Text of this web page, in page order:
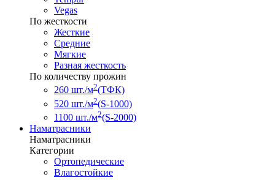
Vegas
По жесткости
Жесткие
Средние
Мягкие
Разная жесткость
По количеству прожин
260 шт./м2(ТФК)
520 шт./м2(S-1000)
1100 шт./м2(S-2000)
Наматрасники
Наматрасники
Категории
Ортопедические
Влагостойкие